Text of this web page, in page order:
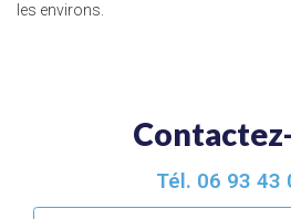
les environs.
Tél. 06 93 43